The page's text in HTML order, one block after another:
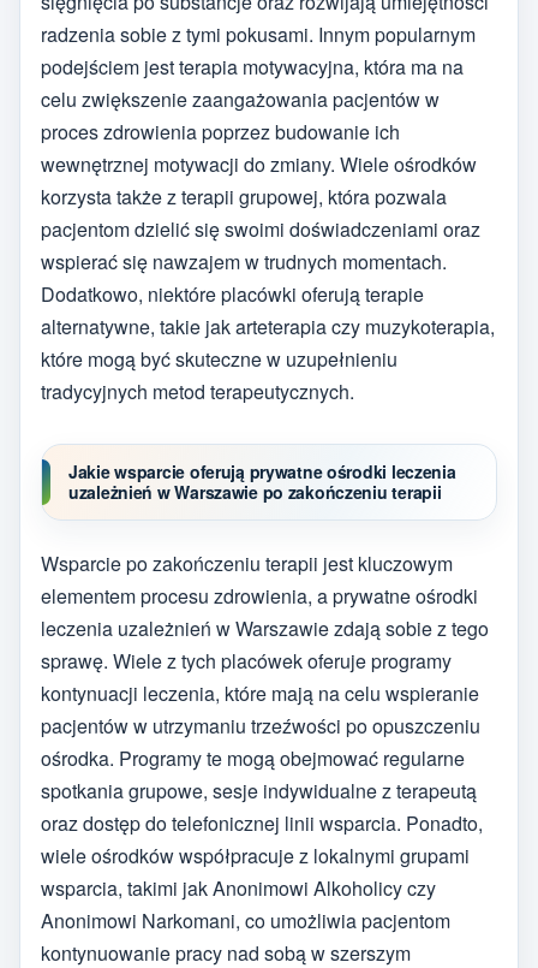
radzenia sobie z tymi pokusami. Innym popularnym
podejściem jest terapia motywacyjna, która ma na
celu zwiększenie zaangażowania pacjentów w
proces zdrowienia poprzez budowanie ich
wewnętrznej motywacji do zmiany. Wiele ośrodków
korzysta także z terapii grupowej, która pozwala
pacjentom dzielić się swoimi doświadczeniami oraz
wspierać się nawzajem w trudnych momentach.
Dodatkowo, niektóre placówki oferują terapie
alternatywne, takie jak arteterapia czy muzykoterapia,
które mogą być skuteczne w uzupełnieniu
tradycyjnych metod terapeutycznych.
Jakie wsparcie oferują prywatne ośrodki leczenia
uzależnień w Warszawie po zakończeniu terapii
Wsparcie po zakończeniu terapii jest kluczowym
elementem procesu zdrowienia, a prywatne ośrodki
leczenia uzależnień w Warszawie zdają sobie z tego
sprawę. Wiele z tych placówek oferuje programy
kontynuacji leczenia, które mają na celu wspieranie
pacjentów w utrzymaniu trzeźwości po opuszczeniu
ośrodka. Programy te mogą obejmować regularne
spotkania grupowe, sesje indywidualne z terapeutą
oraz dostęp do telefonicznej linii wsparcia. Ponadto,
wiele ośrodków współpracuje z lokalnymi grupami
wsparcia, takimi jak Anonimowi Alkoholicy czy
Anonimowi Narkomani, co umożliwia pacjentom
kontynuowanie pracy nad sobą w szerszym